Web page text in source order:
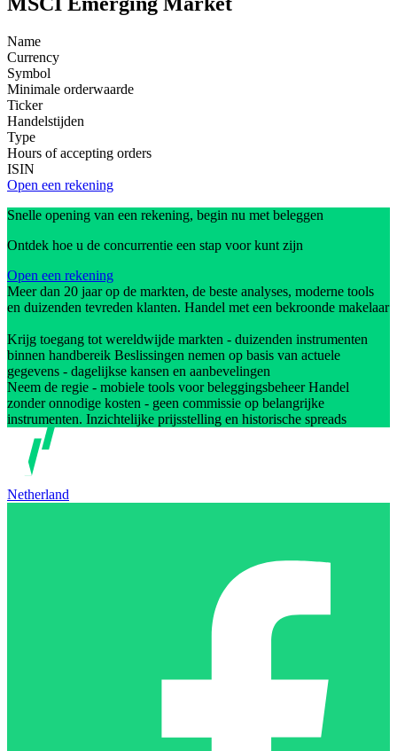
Name
Currency
Symbol
Minimale orderwaarde
Ticker
Handelstijden
Type
Hours of accepting orders
ISIN
Open een rekening
Snelle opening van een rekening, begin nu met beleggen
Ontdek hoe u de concurrentie een stap voor kunt zijn
Open een rekening
Meer dan 20 jaar op de markten, de beste analyses, moderne tools
en duizenden tevreden klanten. Handel met een bekroonde makelaar
Krijg toegang tot wereldwijde markten - duizenden instrumenten
binnen handbereik Beslissingen nemen op basis van actuele
gegevens - dagelijkse kansen en aanbevelingen
Neem de regie - mobiele tools voor beleggingsbeheer Handel
zonder onnodige kosten - geen commissie op belangrijke
instrumenten. Inzichtelijke prijsstelling en historische spreads
Netherland